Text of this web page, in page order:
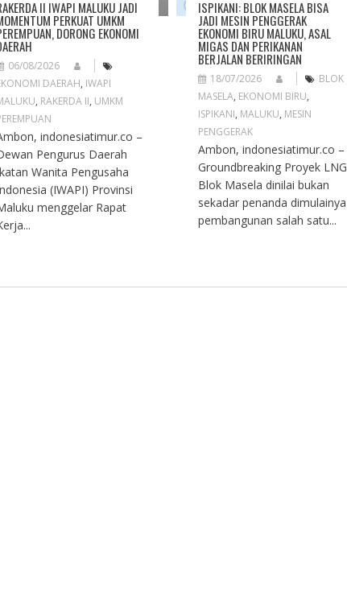
II IWAPI MALUKU JADI
PERKUAT UMKM
DORONG EKONOMI
06/08/2026
DAERAH, IWAPI
, RAKERDA II, UMKM
indonesiatimur.co –
Pengurus Daerah
Wanita Pengusaha
(IWAPI) Provinsi
menggelar Rapat
ISPIKANI: BLOK MASELA BISA
JADI MESIN PENGGERAK
EKONOMI BIRU MALUKU, ASAL
MIGAS DAN PERIKANAN
BERJALAN BERIRINGAN
18/07/2026
BLOK
MASELA, EKONOMI BIRU,
ISPIKANI, MALUKU, MESIN
PENGGERAK
Ambon, indonesiatimur.co –
Groundbreaking Proyek LNG
Blok Masela dinilai bukan
sekadar penanda dimulainya
pembangunan salah satu...